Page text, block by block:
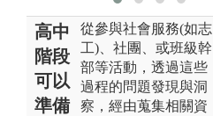
高中
階段
可以
準備
從參與社會服務(如志
工)、社團、或班級幹
部等活動，透過這些
過程的問題發現與洞
察，經由蒐集相關資